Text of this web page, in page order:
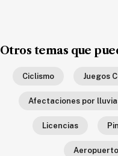
Otros temas que
Ciclismo Juegos
Afectaciones por
Licencias